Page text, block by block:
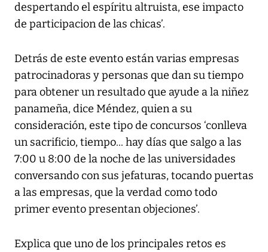
despertando el espíritu altruista, ese impacto
de participacion de las chicas’.
Detrás de este evento están varias empresas
patrocinadoras y personas que dan su tiempo
para obtener un resultado que ayude a la niñez
panameña, dice Méndez, quien a su
consideración, este tipo de concursos ‘conlleva
un sacrificio, tiempo... hay días que salgo a las
7:00 u 8:00 de la noche de las universidades
conversando con sus jefaturas, tocando puertas
a las empresas, que la verdad como todo
primer evento presentan objeciones’.
Explica que uno de los principales retos es